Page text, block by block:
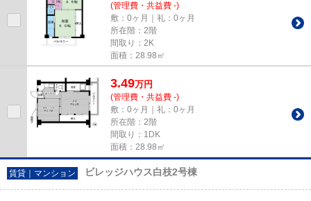
(管理費・共益費 -)
敷：0ヶ月｜礼：0ヶ月
所在階：2階
間取り：2K
面積：28.98㎡
3.49万円
(管理費・共益費 -)
敷：0ヶ月｜礼：0ヶ月
所在階：2階
間取り：1DK
面積：28.98㎡
賃貸｜マンション ビレッジハウス白枝2号棟